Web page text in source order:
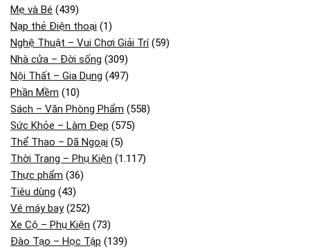
Mẹ và Bé (439)
Nạp thẻ Điện thoại (1)
Nghệ Thuật – Vui Chơi Giải Trí(59)
Nhà cửa – Đời sống (309)
Nội Thất – Gia Dụng (497)
Phần Mềm (10)
Sách – Văn Phòng Phẩm (558)
Sức Khỏe – Làm Đẹp (575)
Thể Thao – Dã Ngoại (5)
Thời Trang – Phụ Kiện (1.117)
Thực phẩm (36)
Tiêu dùng (43)
Vé máy bay(252)
Xe Cộ – Phụ Kiện (73)
Đào Tạo – Học Tập (139)